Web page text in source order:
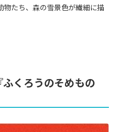
物たち、森の雪景色が繊細に描
くろうのそめもの